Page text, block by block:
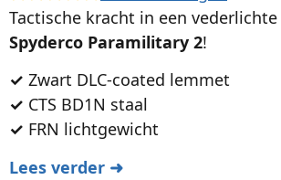
Tactische kracht in een vederlichte
Spyderco Paramilitary 2!
✓ Zwart DLC-coated lemmet
✓ CTS BD1N staal
✓ FRN lichtgewicht
Lees verder ➜